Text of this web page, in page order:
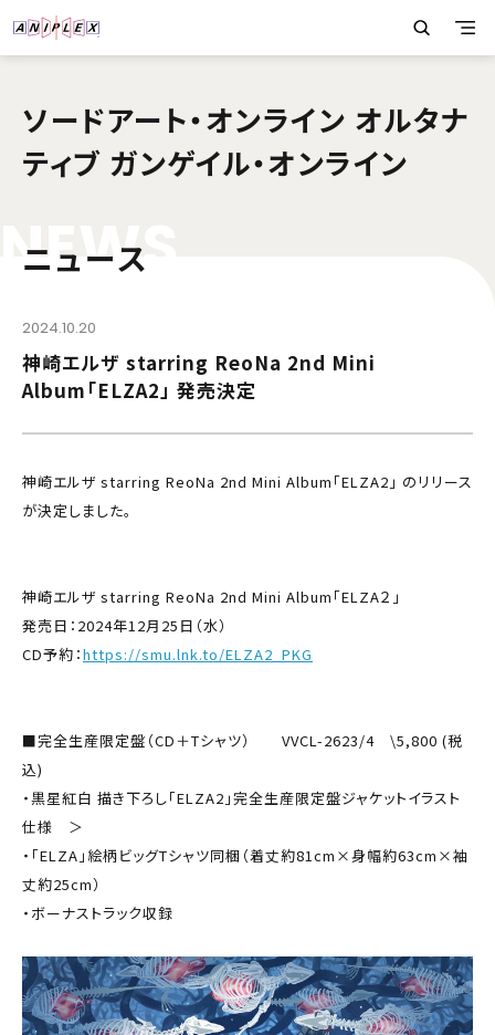
ソードアート・オンライン オルタナ
ティブ ガンゲイル・オンライン
NEWS
ニュース
2024.10.20
神崎エルザ starring ReoNa 2nd Mini
Album「ELZA2」 発売決定
神崎エルザ starring ReoNa 2nd Mini Album「ELZA2」 のリリース
が決定しました。
神崎エルザ starring ReoNa 2nd Mini Album「ELZA２」
発売日：2024年12月25日（水）
CD予約：https://smu.lnk.to/ELZA2_PKG
■完全生産限定盤（CD＋Tシャツ） VVCL-2623/4 \5,800 (税
込)
・黒星紅白 描き下ろし「ELZA2」完全生産限定盤ジャケットイラスト
仕様 ＞
・「ELZA」絵柄ビッグTシャツ同梱（着丈約81cm×身幅約63cm×袖
丈約25cm）
・ボーナストラック収録